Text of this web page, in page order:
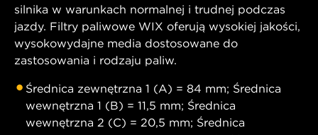
silnika w warunkach normalnej i trudnej podczas
jazdy. Filtry paliwowe WIX oferują wysokiej jakości,
wysokowydajne media dostosowane do
zastosowania i rodzaju paliw.
Średnica zewnętrzna 1 (A) = 84 mm; Średnica
wewnętrzna 1 (B) = 11,5 mm; Średnica
wewnętrzna 2 (C) = 20,5 mm; Średnica